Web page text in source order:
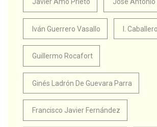
Iván Guerrero Vasallo I. Caballero
Guillermo Rocafort
Ginés Ladrón De Guevara Parra
Francisco Javier Fernández